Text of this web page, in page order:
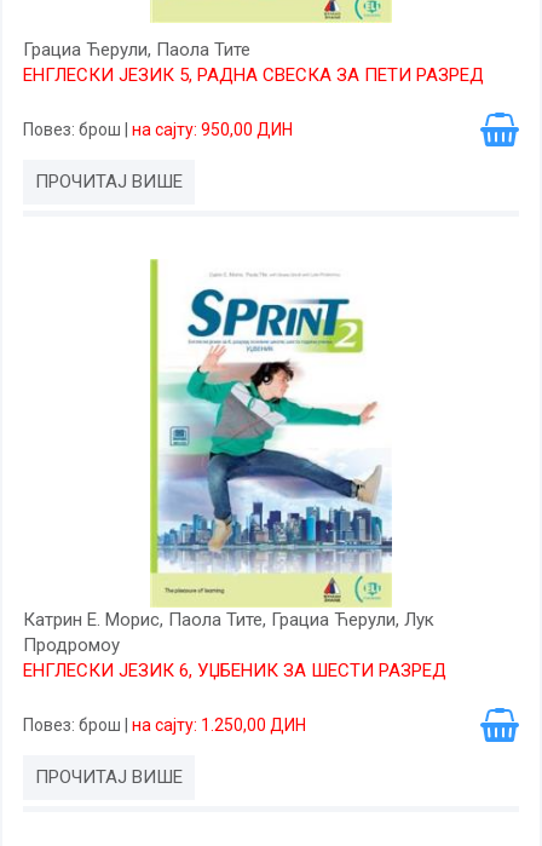
Грациа Ћерули, Паола Тите
ЕНГЛЕСКИ ЈЕЗИК 5, РАДНА СВЕСКА ЗА ПЕТИ РАЗРЕД
Повез: брош на сајту: 950,00 ДИН
ПРОЧИТАЈ ВИШЕ
Катрин Е. Морис, Паола Тите, Грациа Ћерули, Лук
Продромоу
ЕНГЛЕСКИ ЈЕЗИК 6, УЏБЕНИК ЗА ШЕСТИ РАЗРЕД
Повез: брош на сајту: 1.250,00 ДИН
ПРОЧИТАЈ ВИШЕ